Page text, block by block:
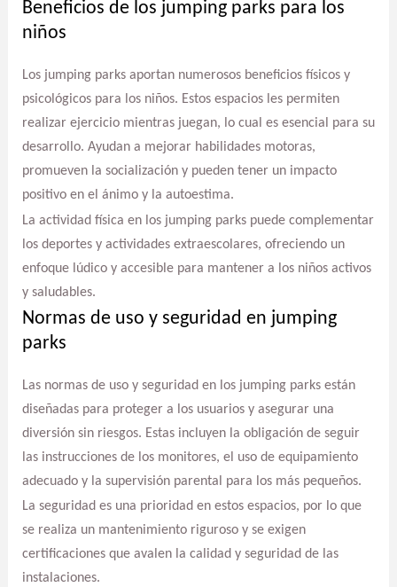
Beneficios de los jumping parks para los
niños
Los jumping parks aportan numerosos beneficios físicos y
psicológicos para los niños. Estos espacios les permiten
realizar ejercicio mientras juegan, lo cual es esencial para su
desarrollo. Ayudan a mejorar habilidades motoras,
promueven la socialización y pueden tener un impacto
positivo en el ánimo y la autoestima.
La actividad física en los jumping parks puede complementar
los deportes y actividades extraescolares, ofreciendo un
enfoque lúdico y accesible para mantener a los niños activos
y saludables.
Normas de uso y seguridad en jumping
parks
Las normas de uso y seguridad en los jumping parks están
diseñadas para proteger a los usuarios y asegurar una
diversión sin riesgos. Estas incluyen la obligación de seguir
las instrucciones de los monitores, el uso de equipamiento
adecuado y la supervisión parental para los más pequeños.
La seguridad es una prioridad en estos espacios, por lo que
se realiza un mantenimiento riguroso y se exigen
certificaciones que avalen la calidad y seguridad de las
instalaciones.